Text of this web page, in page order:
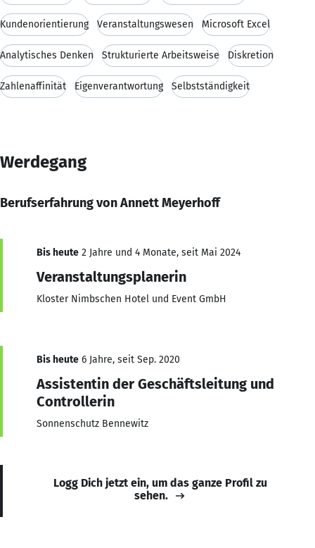
Kundenorientierung Veranstaltungswesen Microsoft Excel
Analytisches Denken Strukturierte Arbeitsweise Diskretion
Zahlenaffinität Eigenverantwortung Selbstständigkeit
Werdegang
Berufserfahrung von Annett Meyerhoff
Bis heute 2 Jahre und 4 Monate, seit Mai 2024
Veranstaltungsplanerin
Kloster Nimbschen Hotel und Event GmbH
Bis heute 6 Jahre, seit Sep. 2020
Assistentin der Geschäftsleitung und
Controllerin
Sonnenschutz Bennewitz
Logg Dich jetzt ein, um das ganze Profil zu
sehen.